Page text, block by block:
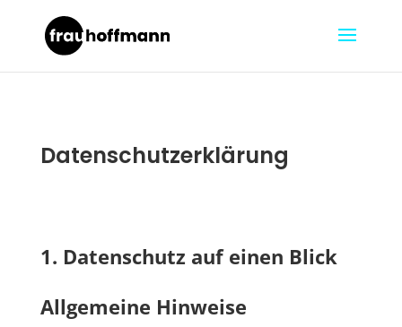
Datenschutzerklärung
1. Datenschutz auf einen Blick
Allgemeine Hinweise